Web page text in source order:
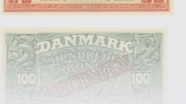
0,95 kr. 0,05